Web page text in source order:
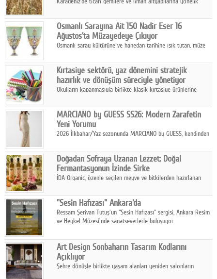
geçirdi.
Osmanlı Sarayına Ait 150 Nadir Eser 16
Ağustos'ta Müzayedeye Çıkıyor
Osmanlı saray kültürüne ve hanedan tarihine ışık tutan, müze
Ağustos'ta Arthill Müzecilik'in düzenleyeceği özel müzayedede
koleksiyonerlerle buluşuyor
Kırtasiye sektörü, yaz dönemini stratejik
hazırlık ve dönüşüm süreciyle yönetiyor
Okulların kapanmasıyla birlikte klasik kırtasiye ürünlerine
sanat ve eğitici aktivite ürünleriyle dinamik bir biçimde
geçiriyor.
MARCIANO by GUESS SS26: Modern Zarafetin
Yeni Yorumu
2026 İlkbahar/Yaz sezonunda MARCIANO by GUESS, kendinden
Doğadan Sofraya Uzanan Lezzet: Doğal
Fermantasyonun İzinde Sirke
İDA Organic, özenle seçilen meyve ve bitkilerden hazırlanan
sofralarına taşıyor.
"Sesin Hafızası" Ankara'da
Ressam Şerivan Tutuş'un “Sesin Hafızası” sergisi, Ankara Resim
ve Heykel Müzesi'nde sanatseverlerle buluşuyor.
Art Design Sonbaharın Tasarım Kodlarını
Açıklıyor
Şehre dönüşle birlikte yaşam alanları yeniden salonların